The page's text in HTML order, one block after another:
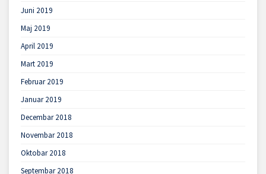
Juni 2019
Maj 2019
April 2019
Mart 2019
Februar 2019
Januar 2019
Decembar 2018
Novembar 2018
Oktobar 2018
Septembar 2018